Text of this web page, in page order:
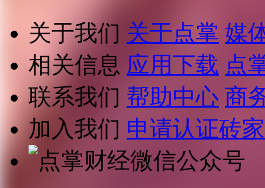
关于我们 关于点掌 媒
相关信息 应用下载 点
联系我们 帮助中心 商
加入我们 申请认证砖家